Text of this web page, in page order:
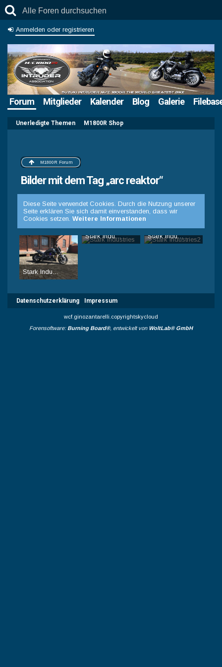
Anmelden oder registrieren
Forum Mitglieder Kalender Blog Galerie
Unerledigte Themen M1800R Shop
M1800R Forum
Bilder mit dem Tag „arc reaktor“
Diese Seite verwendet Cookies. Durch die Nutzung unserer
Seite erklären Sie sich damit einverstanden, dass wir
Cookies setzen. Weitere Informationen
Stark Industries by Blackfoot
Blackfoot-7. April 2018, 16:47
Stark Industries
Blackfoot-13. März 2017, 16:11
Stark Industries2
Blackfoot-10. August 2016,
Datenschutzerklärung Impressum
wcf.ginozantarelli.copyrightskycloud
Forensoftware: Burning Board®, entwickelt von WoltLab® GmbH